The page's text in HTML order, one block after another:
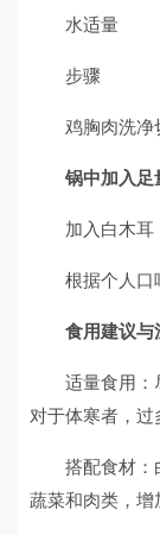
水适量
步骤
鸡胸肉洗净
锅中加入足
加入白木耳
根据个人口
食用建议与
适量食用：
对于体寒者，过
搭配食材：
蔬菜和肉类，增